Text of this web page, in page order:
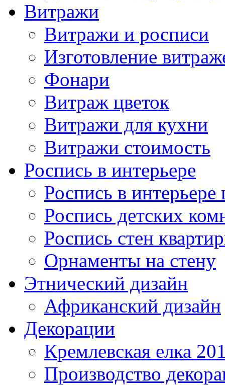
Витражи
Витражи и росписи
Изготовление
Фонари
Витраж цветок
Витражи для кухни
Витражи стоимость
Роспись в интерьере
Роспись в интерьере
Роспись детских
Роспись стен
Орнаменты на стену
Этнический дизайн
Африканский дизайн
Декорации
Кремлевская елка
Производство